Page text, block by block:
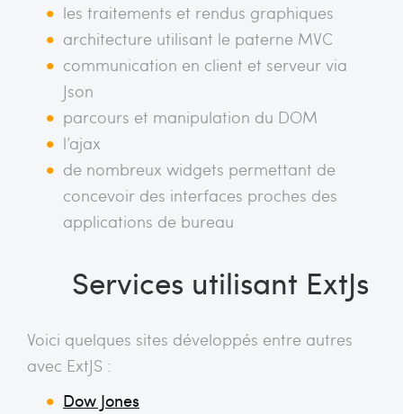
les traitements et rendus graphiques
architecture utilisant le paterne MVC
communication en client et serveur via
Json
parcours et manipulation du DOM
l’ajax
de nombreux widgets permettant de
concevoir des interfaces proches des
applications de bureau
Services utilisant ExtJs
Voici quelques sites développés entre autres
avec ExtJS :
Dow Jones